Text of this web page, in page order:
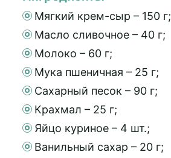
Мягкий крем-сыр – 150 г;
Масло сливочное – 40 г;
Молоко – 60 г;
Мука пшеничная – 25 г;
Сахарный песок – 90 г;
Крахмал – 25 г;
Яйцо куриное – 4 шт.;
Ванильный сахар – 20 г;